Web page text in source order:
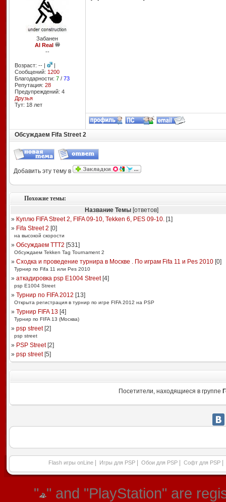
Забанен
AI Real
--
Возраст: -- |
|
Сообщений: 1200
Благодарности: 7/ 73
Репутация: 28
Предупреждений: 4
Друзья
Тут: 18 лет
Обсуждаем Fifa Street 2
Добавить эту тему в
Похожие темы:
Название Темы [ответов]
» Куплю FIFA Street 2, FIFA 09-10, Tekken 6, PES 09-10.[1]
» Fifa Street 2 [0]
на высокой скорости
» Обсуждаем TTT2 [531]
Обсуждаем Tekken Tag Tournament 2
» Сходка и проведение турнира в Москве . По играм Fifa 11 и Pes 2010[0]
Турнир по Fifa 11 или Pes 2010
» аткадировка psp Е1004 Street[4]
psp Е1004 Street
» Турнир по FIFA 2012 [13]
Открыта регистрация в турнир по игре FIFA 2012 на PSP
» Турнир FIFA 13[4]
Турнир по FIFA 13 (Москва)
» psp street[2]
psp street
» PSP Street[2]
» psp street[5]
Посетители, находящиеся в группе
Flash игры onLine Игры для PSP Обои для PSP Софт для PSP
" " and "PlayStation" are